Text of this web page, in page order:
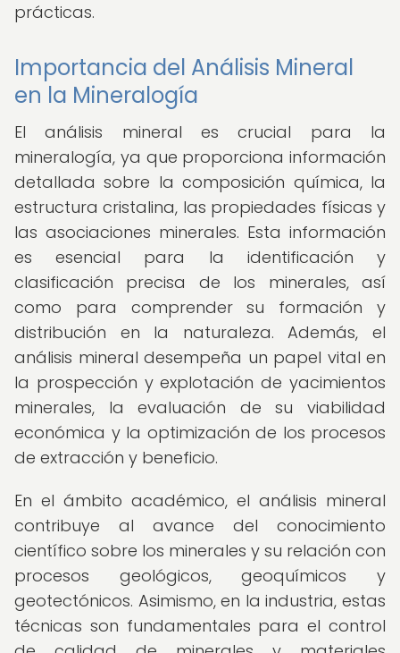
prácticas.
Importancia del Análisis Mineral
en la Mineralogía
El análisis mineral es crucial para la
mineralogía, ya que proporciona información
detallada sobre la composición química, la
estructura cristalina, las propiedades físicas y
las asociaciones minerales. Esta información
es esencial para la identificación y
clasificación precisa de los minerales, así
como para comprender su formación y
distribución en la naturaleza. Además, el
análisis mineral desempeña un papel vital en
la prospección y explotación de yacimientos
minerales, la evaluación de su viabilidad
económica y la optimización de los procesos
de extracción y beneficio.
En el ámbito académico, el análisis mineral
contribuye al avance del conocimiento
científico sobre los minerales y su relación con
procesos geológicos, geoquímicos y
geotectónicos. Asimismo, en la industria, estas
técnicas son fundamentales para el control